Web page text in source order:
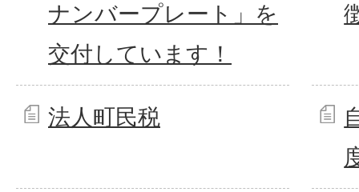
ナンバープレート」を
交付しています！
法人町民税